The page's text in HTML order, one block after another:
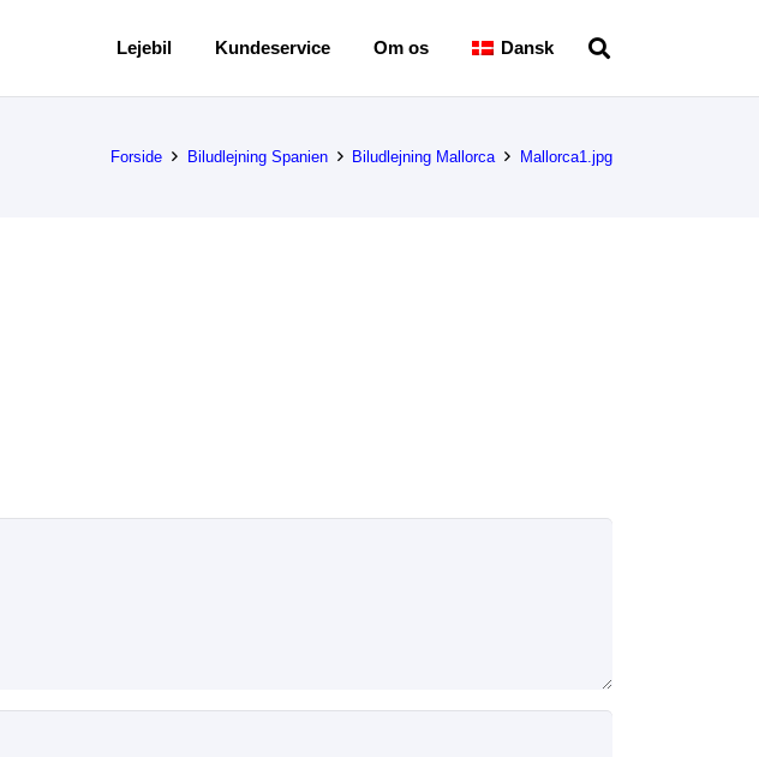
Lejebil Kundeservice Om os Dansk
Forside Biludlejning Spanien Biludlejning Mallorca Mallorca1.jpg